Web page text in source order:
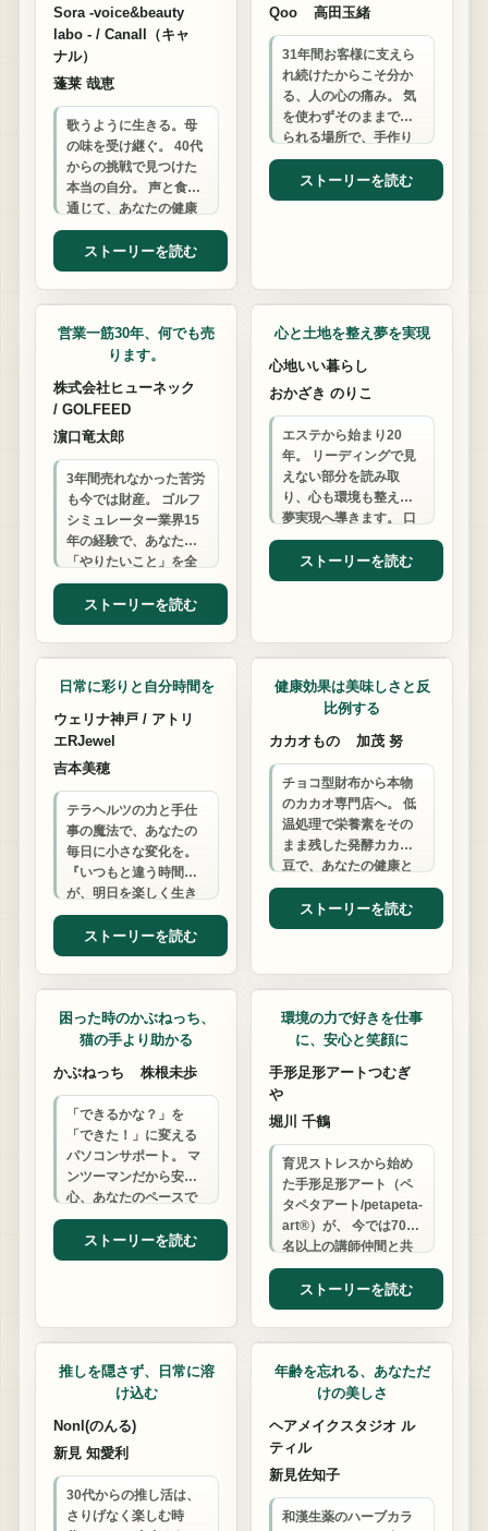
Sora -voice&beauty
labo - / Canall（キャ
ナル）
蓬莱 哉恵
歌うように生きる。母
の味を受け継ぐ。 40代
からの挑戦で見つけた
本当の自分。 声と食を
通じて、あなたの健康
と美容、そして心の若
さを一緒に育みましょ
う。
ストーリーを読む
Qoo
高田玉緒
31年間お客様に支えら
れ続けたからこそ分か
る、人の心の痛み。 気
を使わずそのままでい
られる場所で、手作り
料理と温かい時間をお
過ごしください。 あな
たの話、聞かせ…
ストーリーを読む
ゴルフシミュレター
営業一筋30年、何でも売
ります。
株式会社ヒューネック
/ GOLFEED
濵口竜太郎
3年間売れなかった苦労
も今では財産。 ゴルフ
シミュレーター業界15
年の経験で、あなたの
「やりたいこと」を全
力サポート。 一緒にゴ
ルフ業界を盛り上げま
しょう！
ストーリーを読む
カウンセリング
心と土地を整え夢を実現
心地いい暮らし
おかざき のりこ
エステから始まり20
年。 リーディングで見
えない部分を読み取
り、心も環境も整えて
夢実現へ導きます。 口
コミで愛され続ける理
由があります。
ストーリーを読む
日用雑貨
日常に彩りと自分時間を
ウェリナ神戸 / アトリ
エRJewel
吉本美穂
テラヘルツの力と手仕
事の魔法で、あなたの
毎日に小さな変化を。
『いつもと違う時間』
が、明日を楽しく生き
るきっかけになります
ように。
ストーリーを読む
ビジネスサポート
健康効果は美味しさと反
比例する
カカオもの
加茂 努
チョコ型財布から本物
のカカオ専門店へ。 低
温処理で栄養素をその
まま残した発酵カカオ
豆で、あなたの健康と
美容をサポートしま
す。 美味しくなくても
効果は本物です。
ストーリーを読む
ITサポート
困った時のかぶねっち、
猫の手より助かる
かぶねっち
株根未歩
「できるかな？」を
「できた！」に変える
パソコンサポート。 マ
ンツーマンだから安
心、あなたのペースで
学べる。 パステルと筆
文字の温もりもお届け
します。
ストーリーを読む
コミュニティ・交流会
環境の力で好きを仕事
に、安心と笑顔に
手形足形アートつむぎ
や
堀川 千鶴
育児ストレスから始め
た手形足形アート（ペ
タペタアート/petapeta-
art®）が、 今では700
名以上の講師仲間と共
に歩む仕事に。
petapeta-art®…
ストーリーを読む
アクセサリー
推しを隠さず、日常に溶
け込む
Nonl(のんる)
新見 知愛利
30代からの推し活は、
さりげなく楽しむ時
雑貨店
年齢を忘れる、あなただ
けの美しさ
ヘアメイクスタジオ ル
ティル
新見佐知子
和漢生薬のハーブカラ